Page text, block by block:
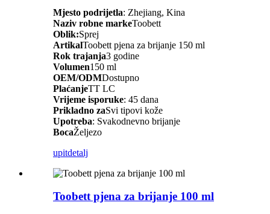
Mjesto podrijetla: Zhejiang, Kina
Naziv robne markeToobett
Oblik:Sprej
ArtikalToobett pjena za brijanje 150 ml
Rok trajanja3 godine
Volumen150 ml
OEM/ODMDostupno
PlaćanjeTT LC
Vrijeme isporuke: 45 dana
Prikladno zaSvi tipovi kože
Upotreba: Svakodnevno brijanje
BocaŽeljezo
upitdetalj
Toobett pjena za brijanje 100 ml